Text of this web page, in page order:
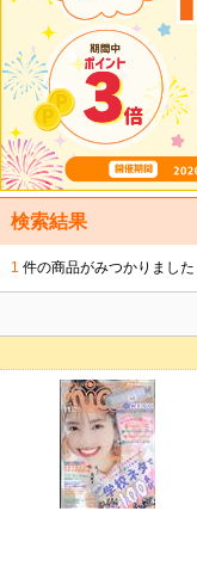
検索結果
1 件の商品がみつかりました